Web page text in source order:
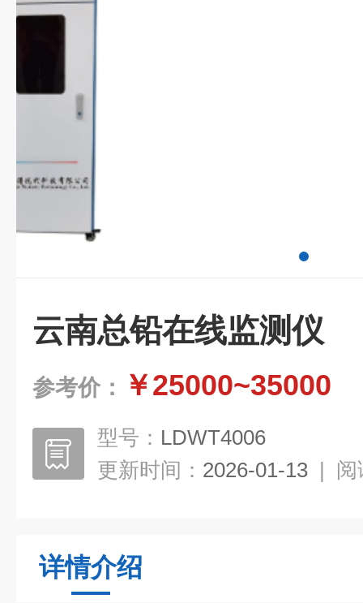
云南总铅在线监测仪
参考价： ￥25000~35000
型号： LDWT4006
更新时间： 2026-01-13 | 阅
详情介绍